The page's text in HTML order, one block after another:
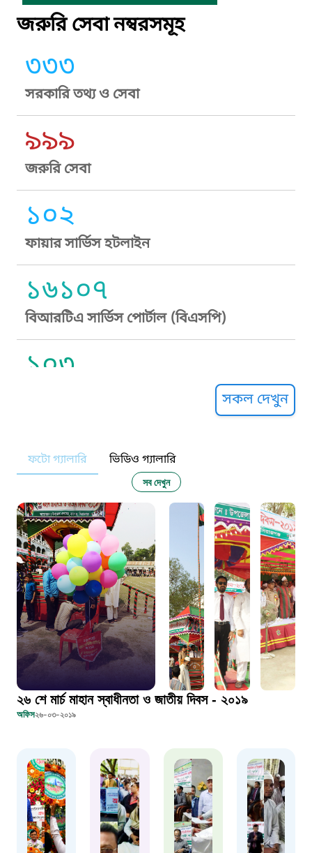
জরুরি সেবা নম্বরসমূহ
৩৩৩
সরকারি তথ্য ও সেবা
৯৯৯
জরুরি সেবা
১০২
ফায়ার সার্ভিস হটলাইন
১৬১০৭
বিআরটিএ সার্ভিস পোর্টাল (বিএসপি)
১০৩
নারী ও শিশু নির্যাতন প্রতিরোধ
১০৬
দুদক
১০২
দুর্যোগের আগাম বার্তা
১৬১২২
স্মার্ট ভূমি সেবা
শিশু সহায়তা লাইন
১৬১০৯
বাংলাদেশ কর্মচারী কল্যাণ বোর্ড হটলাইন
সকল দেখুন
ফটো গ্যালারি ভিডিও গ্যালারি
সব দেখুন
২৬ শে মার্চ মাহান স্বাধীনতা ও জাতীয় দিবস - ২০১৯
অফিস২৬-০৩-২০১৯